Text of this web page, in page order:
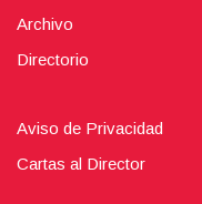
Archivo
Directorio
Aviso de Privacidad
Cartas al Director